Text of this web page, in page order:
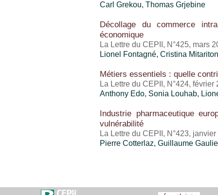
Carl Grekou, Thomas Grjebine
Décollage du commerce
économique
La Lettre du CEPII, N°425, mars
Lionel Fontagné, Cristina
Métiers essentiels : quelle
La Lettre du CEPII, N°424, février
Anthony Edo, Sonia Louhab,
Industrie pharmaceutique
vulnérabilité
La Lettre du CEPII, N°423,
Pierre Cotterlaz, Guillaume